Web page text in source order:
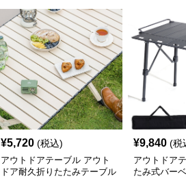
¥5,720 (税込)
アウトドアテーブル アウト
ドア耐久折りたたみテーブル
¥9,840 (税
アウトドア
たみ式バー